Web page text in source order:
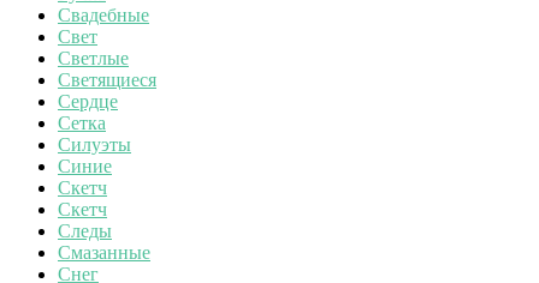
Свадебные
Свет
Светлые
Светящиеся
Сердце
Сетка
Силуэты
Синие
Скетч
Скетч
Следы
Смазанные
Снег